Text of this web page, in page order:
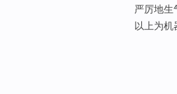
严厉地生
以上为机